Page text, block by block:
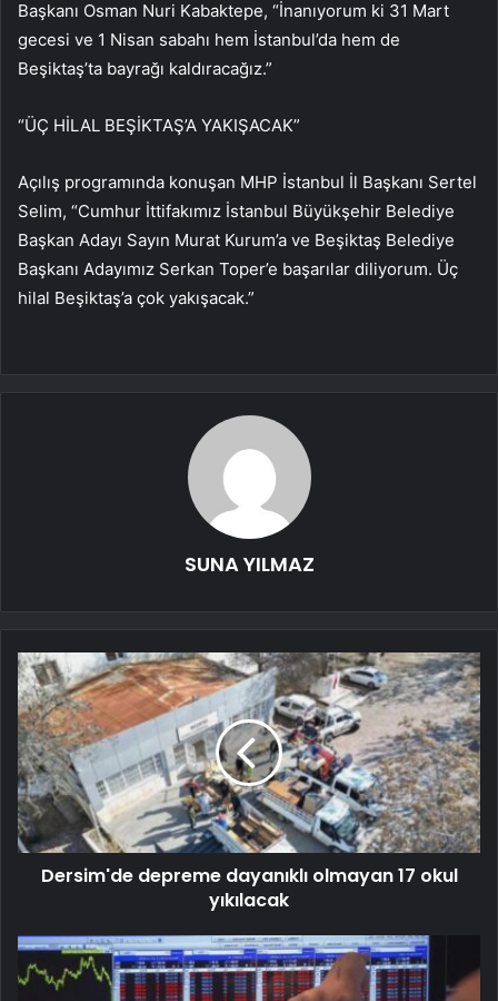
Başkanı Osman Nuri Kabaktepe, “İnanıyorum ki 31 Mart
gecesi ve 1 Nisan sabahı hem İstanbul’da hem de
Beşiktaş’ta bayrağı kaldıracağız.”
“ÜÇ HİLAL BEŞİKTAŞ’A YAKIŞACAK”
Açılış programında konuşan MHP İstanbul İl Başkanı Sertel
Selim, “Cumhur İttifakımız İstanbul Büyükşehir Belediye
Başkan Adayı Sayın Murat Kurum’a ve Beşiktaş Belediye
Başkanı Adayımız Serkan Toper’e başarılar diliyorum. Üç
hilal Beşiktaş’a çok yakışacak.”
SUNA YILMAZ
Dersim'de depreme dayanıklı olmayan 17 okul
yıkılacak